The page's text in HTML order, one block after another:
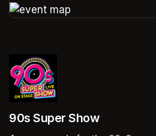
90s Super Show